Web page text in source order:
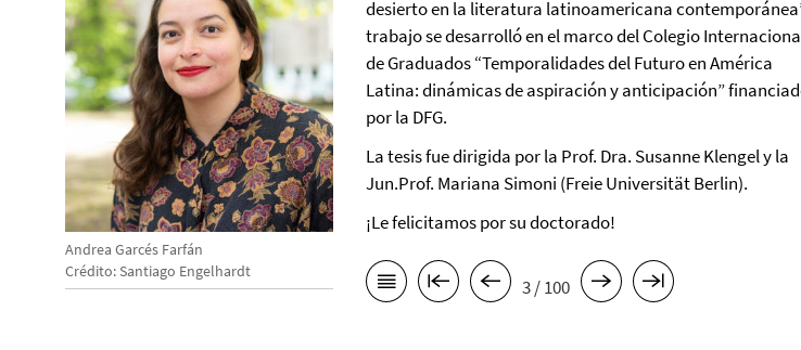
Andrea Garcés Farfán
Crédito: Santiago Engelhardt
desierto en la literatura latinoamericana
trabajo se desarrolló en el marco del Colegio
de Graduados “Temporalidades del Futuro en América
Latina: dinámicas de aspiración y anticipación”
por la DFG.
La tesis fue dirigida por la Prof. Dra. Susanne Klengel y la
Jun.Prof. Mariana Simoni (Freie Universität Berlin).
¡Le felicitamos por su doctorado!
3 / 100